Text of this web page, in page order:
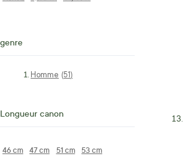
genre
Homme 51
articles
Longueur canon
46 cm 47 cm 51 cm 53 cm